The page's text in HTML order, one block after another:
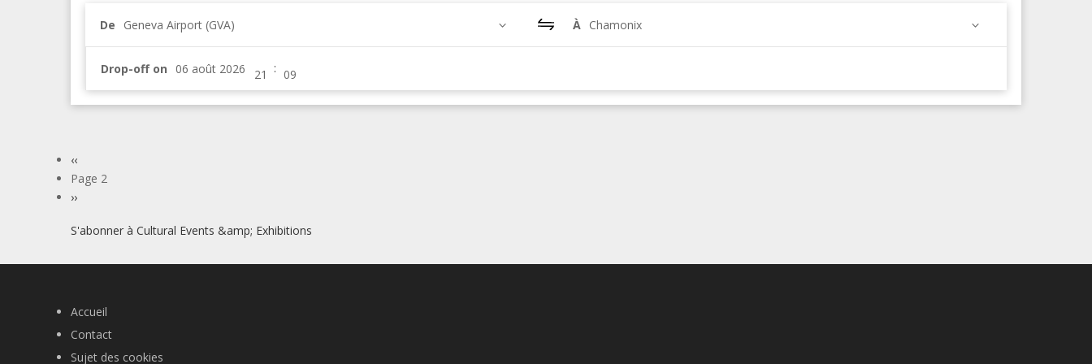
De Geneva Airport (GVA) À Chamonix
Drop-off on :
Page
précédente
‹‹
Page 2
Page
››
S'abonner à Cultural Events &amp; Exhibitions
Accueil
Contact
Sujet des cookies